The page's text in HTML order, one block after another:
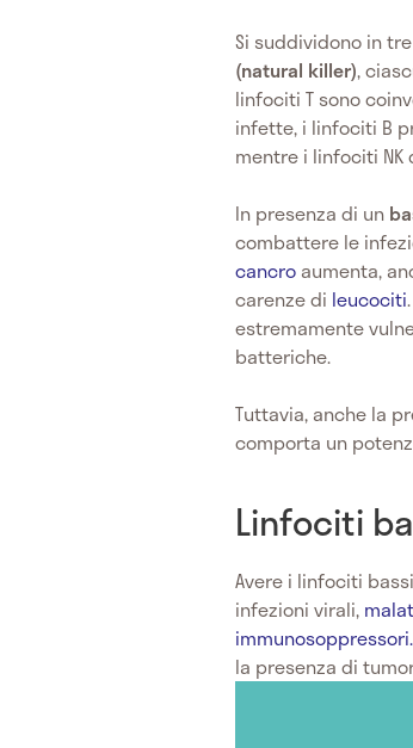
Si suddividono in
(natural killer),
linfociti T sono
infette, i linfociti B
mentre i linfociti
In presenza di un
combattere le
cancro aumenta,
carenze di leucociti
estremamente
batteriche.
Tuttavia, anche la
comporta un
Linfociti
Avere i linfociti
infezioni virali,
immunosoppressori.
la presenza di